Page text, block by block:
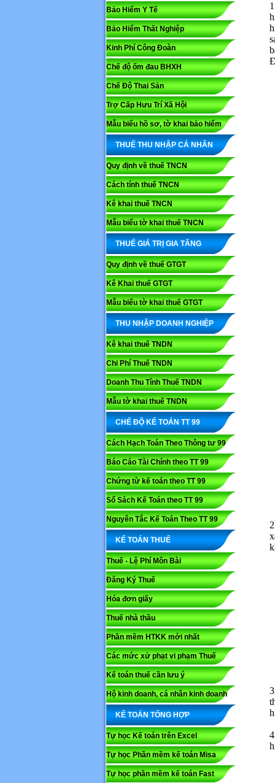
Bảo Hiểm Y Tế
Bảo Hiểm Thất Nghiệp
Kinh Phí Công Đoàn
Chế độ ốm đau BHXH
Chế Độ Thai Sản
Trợ Cấp Hưu Trí Xã Hội
Mẫu biểu hồ sơ, tờ khai bảo hiểm
THUẾ THU NHẬP CÁ NHÂN
Quy định về thuế TNCN
Cách tính thuế TNCN
Kê khai thuế TNCN
Mẫu biểu tờ khai thuế TNCN
THUẾ GIÁ TRỊ GIA TĂNG
Quy định về thuế GTGT
Kê Khai thuế GTGT
Mẫu biểu tờ khai thuế GTGT
THU NHẬP DOANH NGHIỆP
Kê khai thuế TNDN
Chi Phí Thuế TNDN
Doanh Thu Tính Thuế TNDN
Mẫu tờ khai thuế TNDN
CHẾ ĐỘ KẾ TOÁN TT 99
Cách Hạch Toán Theo Thông tư 99
Báo Cáo Tài Chính theo TT 99
Chứng từ kế toán theo TT 99
Sổ Sách Kế Toán theo TT 99
Nguyên Tắc Kế Toán Theo TT 99
KẾ TOÁN THUẾ
Thuế - Lệ Phí Môn Bài
Đăng Ký Thuế
Hóa đơn giấy
Thuế nhà thầu
Phần mềm HTKK mới nhất
Các mức xử phạt vi phạm Thuế
Kế toán thuế cần lưu ý
Hộ kinh doanh, cá nhân kinh doanh
KẾ TOÁN TỔNG HỢP
Tự học Kế toán trên Excel
Tự học Phần mềm kế toán Misa
Tự học phần mềm kế toán Fast
Nội